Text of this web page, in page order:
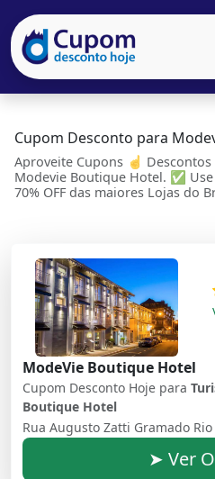
Cupom Desconto para
Aproveite Cupons ☝
Modevie Boutique Hotel. ✅
70% OFF das maiores Lojas do
ModeVie Boutique Hotel
Cupom Desconto Hoje para
Boutique Hotel
➤ Ver